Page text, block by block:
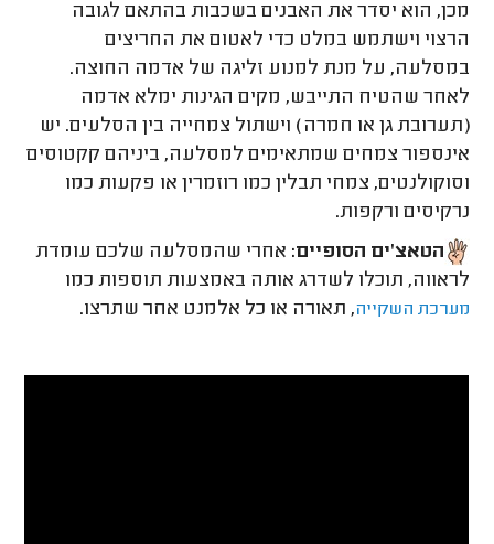
מכן, הוא יסדר את האבנים בשכבות בהתאם לגובה
הרצוי וישתמש במלט כדי לאטום את החריצים
במסלעה, על מנת למנוע זליגה של אדמה החוצה.
לאחר שהטיח התייבש, מקים הגינות ימלא אדמה
(תערובת גן או חמרה) וישתול צמחייה בין הסלעים. יש
אינספור צמחים שמתאימים למסלעה, ביניהם קקטוסים
וסוקולנטים, צמחי תבלין כמו רוזמרין או פקעות כמו
נרקיסים ורקפות.
הטאצ'ים הסופיים: אחרי שהמסלעה שלכם עומדת
לראווה, תוכלו לשדרג אותה באמצעות תוספות כמו
מערכת השקייה, תאורה או כל אלמנט אחר שתרצו.